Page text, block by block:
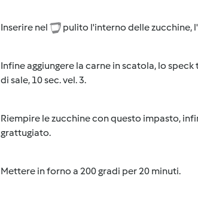
Inserire nel pulito l'interno delle zucchine,
Infine aggiungere la carne in scatola, lo
di sale, 10 sec. vel. 3.
Riempire le zucchine con questo impasto,
grattugiato.
Mettere in forno a 200 gradi per 20 minuti.